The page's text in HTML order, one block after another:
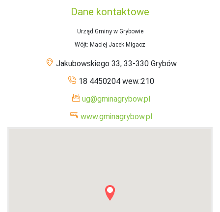
Dane kontaktowe
Urząd Gminy w Grybowie
Wójt: Maciej Jacek Migacz
Jakubowskiego 33, 33-330 Grybów
18 4450204 wew.:210
ug@gminagrybow.pl
www.gminagrybow.pl